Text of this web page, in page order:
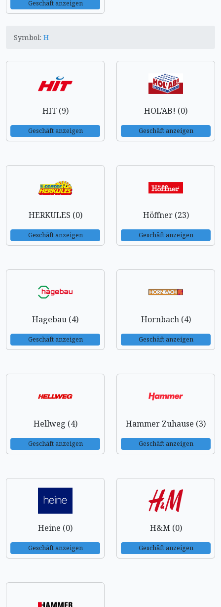
Geschäft anzeigen
Symbol: H
HIT (9)
Geschäft anzeigen
HOL’AB! (0)
Geschäft anzeigen
HERKULES (0)
Geschäft anzeigen
Höffner (23)
Geschäft anzeigen
Hagebau (4)
Geschäft anzeigen
Hornbach (4)
Geschäft anzeigen
Hellweg (4)
Geschäft anzeigen
Hammer Zuhause (3)
Geschäft anzeigen
Heine (0)
Geschäft anzeigen
H&M (0)
Geschäft anzeigen